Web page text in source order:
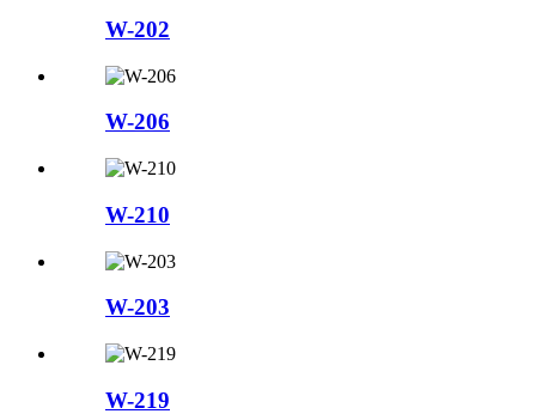
W-202
W-206
W-210
W-203
W-219